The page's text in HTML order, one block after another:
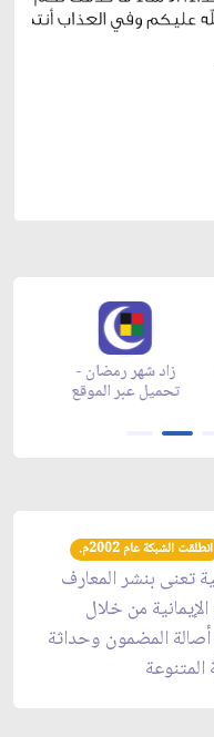
زاد شهر رمضان -
تحميل عبر الموقع
انطلقت الشبكة عام 2002م.
تعنى بنشر المعارف
من خلال
المضمون وحداثة